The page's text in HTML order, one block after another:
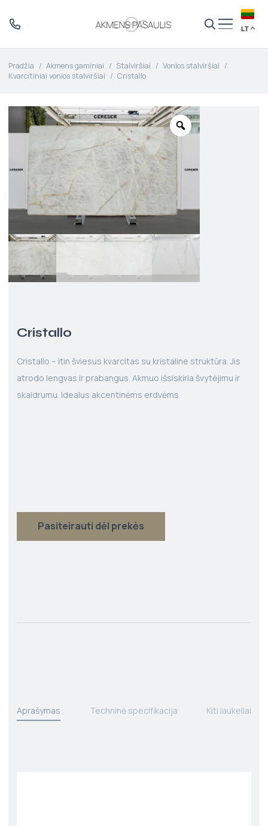
LT
Pradžia / Akmens gaminiai / Stalviršiai / Vonios stalviršiai /
Kvarcitiniai vonios stalviršiai / Cristallo
Cristallo
Cristallo – itin šviesus kvarcitas su kristaline struktūra. Jis
atrodo lengvas ir prabangus. Akmuo išsiskiria švytėjimu ir
skaidrumu. Idealus akcentinėms erdvėms.
Pasiteirauti dėl prekės
Aprašymas Techninė specifikacija Kiti laukeliai